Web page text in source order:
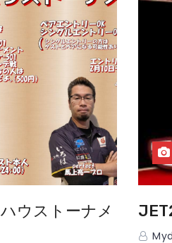
ウストーナメ